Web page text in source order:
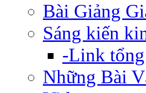
Bài Giảng
Sáng kiến
-Link
Những Bài